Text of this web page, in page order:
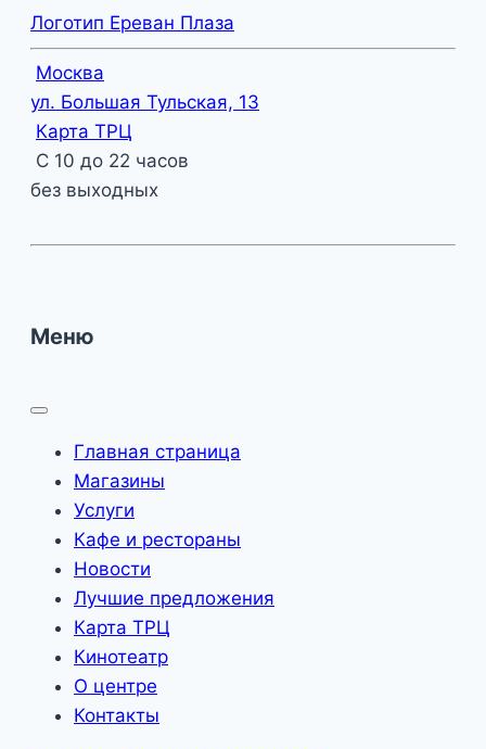
Логотип Ереван Плаза
Москва
ул. Большая Тульская, 13
Карта ТРЦ
С 10 до 22 часов
без выходных
Меню
Главная страница
Магазины
Услуги
Кафе и рестораны
Новости
Лучшие предложения
Карта ТРЦ
Кинотеатр
О центре
Контакты